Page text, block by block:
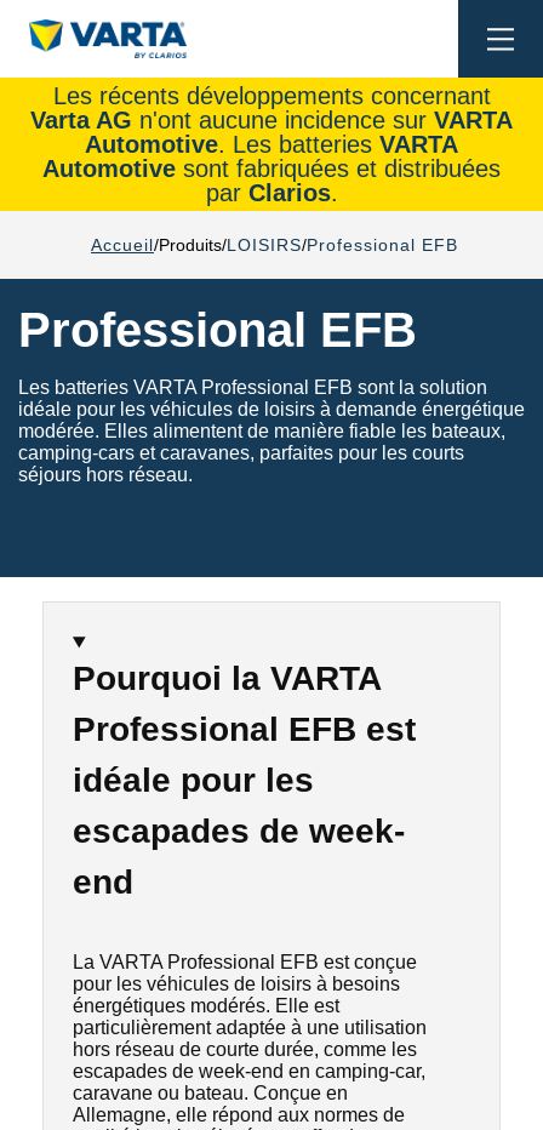
Les récents développements concernant
Varta AG n'ont aucune incidence sur VARTA
Automotive. Les batteries VARTA
Automotive sont fabriquées et distribuées
par Clarios.
Accueil Produits LOISIRS Professional EFB
Professional EFB
Les batteries VARTA Professional EFB sont la solution
idéale pour les véhicules de loisirs à demande énergétique
modérée. Elles alimentent de manière fiable les bateaux,
camping-cars et caravanes, parfaites pour les courts
séjours hors réseau.
Pourquoi la VARTA
Professional EFB est
idéale pour les
escapades de week-
end
La VARTA Professional EFB est conçue
pour les véhicules de loisirs à besoins
énergétiques modérés. Elle est
particulièrement adaptée à une utilisation
hors réseau de courte durée, comme les
escapades de week-end en camping-car,
caravane ou bateau. Conçue en
Allemagne, elle répond aux normes de